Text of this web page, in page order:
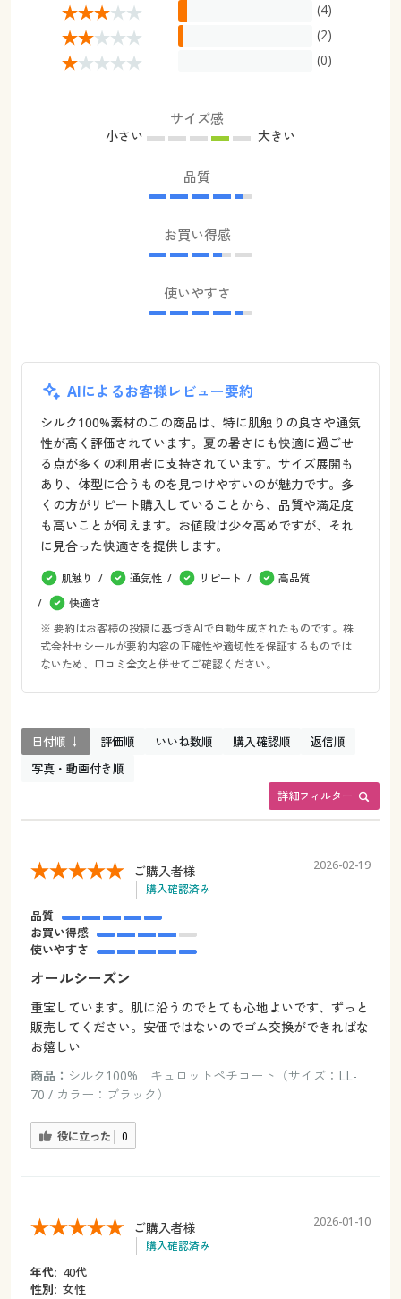
よくある質問とお問い合わせ
(4)
(2)
(0)
サイズ感
小さい 大きい
品質
お買い得感
使いやすさ
AIによるお客様レビュー要約
シルク100%素材のこの商品は、特に肌触りの良さや通気
性が高く評価されています。夏の暑さにも快適に過ごせ
る点が多くの利用者に支持されています。サイズ展開も
あり、体型に合うものを見つけやすいのが魅力です。多
くの方がリピート購入していることから、品質や満足度
も高いことが伺えます。お値段は少々高めですが、それ
に見合った快適さを提供します。
肌触り 通気性 リピート
高品質
快適さ
※ 要約はお客様の投稿に基づきAIで自動生成されたものです。株
式会社セシールが要約内容の正確性や適切性を保証するものでは
ないため、口コミ全文と併せてご確認ください。
詳細フィルター
日付順 ↓ 評価順 いいね数順 購入確認順
返信順
写真・動画付き順
ご購入者様
購入確認済み
2026-02-19
品質
お買い得感
使いやすさ
オールシーズン
重宝しています。肌に沿うのでとても心地よいです、ずっと
販売してください。安価ではないのでゴム交換ができればな
お嬉しい
商品： シルク100% キュロットペチコート（サイズ：LL-
70 / カラー：ブラック）
役に立った 0
ご購入者様
購入確認済み
2026-01-10
年代: 40代
性別: 女性